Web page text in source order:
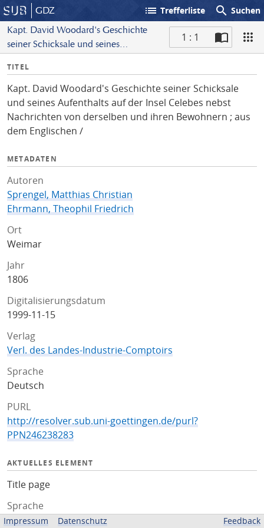
GDZ list Trefferliste search Suchen
Kapt. David Woodard's Geschichte
seiner Schicksale und seines
Nachrichten von derselben und ihren
Bewohnern ; aus dem Englischen /
1 : 1
I
f
o
TITEL
Kapt. David Woodard's Geschichte seiner Schicksale
und seines Aufenthalts auf der Insel Celebes nebst
Nachrichten von derselben und ihren Bewohnern ; aus
dem Englischen /
METADATEN
Autoren
Sprengel, Matthias Christian
Ehrmann, Theophil Friedrich
Ort
Weimar
Jahr
1806
Digitalisierungsdatum
1999-11-15
Verlag
Verl. des Landes-Industrie-Comptoirs
Sprache
Deutsch
PURL
http://resolver.sub.uni-goettingen.de/purl?
PPN246238283
AKTUELLES ELEMENT
Title page
Sprache
Deutsch
Impressum Datenschutz Feedback